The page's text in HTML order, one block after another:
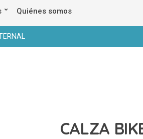
Quiénes somos
CALZA